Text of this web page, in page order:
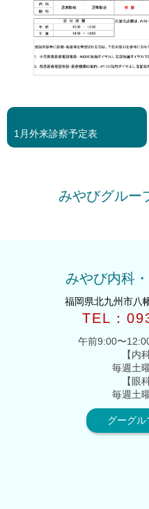
前
の
1月外来診察予定表
みやびグルー
みやび内科
福岡県北九州市八
TEL：
午前9:00〜
【内
毎週土
【眼
毎週土
グーグル